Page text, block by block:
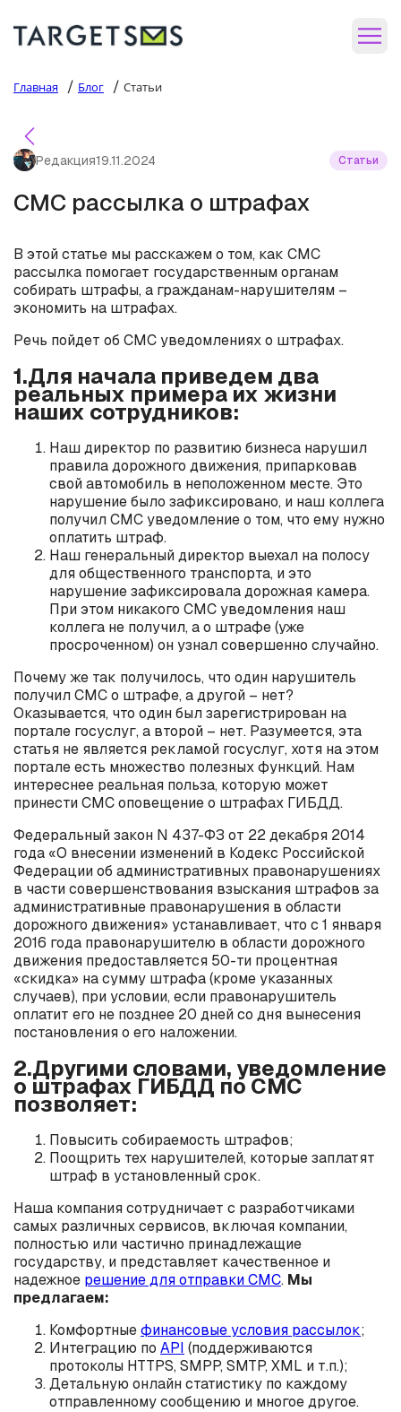
Главная / Блог / Статьи
Редакция19.11.2024 Статьи
СМС рассылка о штрафах
В этой статье мы расскажем о том, как СМС
рассылка помогает государственным органам
собирать штрафы, а гражданам-нарушителям –
экономить на штрафах.
Речь пойдет об СМС уведомлениях о штрафах.
1.Для начала приведем два
реальных примера их жизни
наших сотрудников:
Наш директор по развитию бизнеса нарушил
правила дорожного движения, припарковав
свой автомобиль в неположенном месте. Это
нарушение было зафиксировано, и наш коллега
получил СМС уведомление о том, что ему нужно
оплатить штраф.
Наш генеральный директор выехал на полосу
для общественного транспорта, и это
нарушение зафиксировала дорожная камера.
При этом никакого СМС уведомления наш
коллега не получил, а о штрафе (уже
просроченном) он узнал совершенно случайно.
Почему же так получилось, что один нарушитель
получил СМС о штрафе, а другой – нет?
Оказывается, что один был зарегистрирован на
портале госуслуг, а второй – нет. Разумеется, эта
статья не является рекламой госуслуг, хотя на этом
портале есть множество полезных функций. Нам
интереснее реальная польза, которую может
принести СМС оповещение о штрафах ГИБДД.
Федеральный закон N 437-ФЗ от 22 декабря 2014
года «О внесении изменений в Кодекс Российской
Федерации об административных правонарушениях
в части совершенствования взыскания штрафов за
административные правонарушения в области
дорожного движения» устанавливает, что с 1 января
2016 года правонарушителю в области дорожного
движения предоставляется 50-ти процентная
«скидка» на сумму штрафа (кроме указанных
случаев), при условии, если правонарушитель
оплатит его не позднее 20 дней со дня вынесения
постановления о его наложении.
2.Другими словами, уведомление
о штрафах ГИБДД по СМС
позволяет:
Повысить собираемость штрафов;
Поощрить тех нарушителей, которые заплатят
штраф в установленный срок.
Наша компания сотрудничает с разработчиками
самых различных сервисов, включая компании,
полностью или частично принадлежащие
государству, и представляет качественное и
надежное решение для отправки СМС. Мы
предлагаем:
Комфортныефинансовые условия рассылок;
Интеграцию по API (поддерживаются
протоколы HTTPS, SMPP, SMTP, XML и т.п.);
Детальную онлайн статистику по каждому
отправленному сообщению и многое другое.